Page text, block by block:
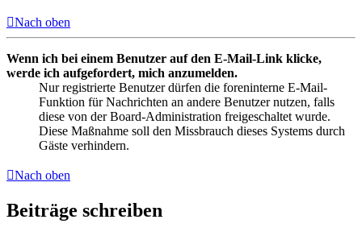
Nach oben
Wenn ich bei einem Benutzer auf den E-Mail-Link klicke,
werde ich aufgefordert, mich anzumelden.
Nur registrierte Benutzer dürfen die foreninterne E-Mail-
Funktion für Nachrichten an andere Benutzer nutzen, falls
diese von der Board-Administration freigeschaltet wurde.
Diese Maßnahme soll den Missbrauch dieses Systems durch
Gäste verhindern.
Nach oben
Beiträge schreiben